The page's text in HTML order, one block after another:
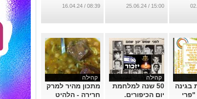
15:00 / 25.06.24
08:39 / 16.04.24
קהילה
50 שנה למלחמת
יום הכיפורים.
קהילה
מתכון מהיר למרק
חרירה - הלהיט